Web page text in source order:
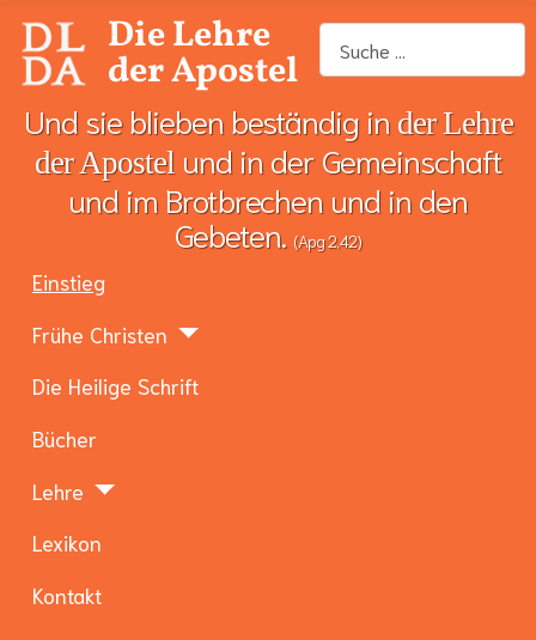
Die Lehre
der Apostel
Suchen
Und sie blieben beständig in der Lehre
der Apostel und in der Gemeinschaft
und im Brotbrechen und in den
Gebeten.
(Apg 2,42)
Einstieg
Frühe Christen
Die Heilige Schrift
Bücher
Lehre
Lexikon
Kontakt